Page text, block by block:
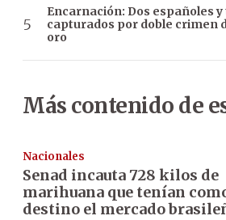
Encarnación: Dos españoles
capturados por doble crimen
oro
Más contenido de
Nacionales
Senad incauta 728 kilos de
marihuana que tenían
destino el mercado